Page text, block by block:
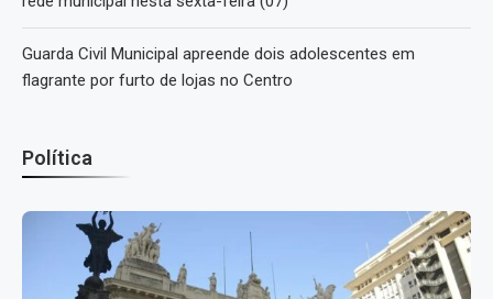
Guarda Civil Municipal apreende dois adolescentes em
flagrante por furto de lojas no Centro
Política